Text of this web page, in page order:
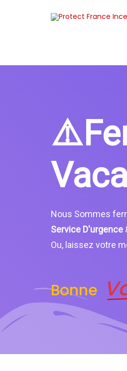
Nous Sommes
Service D'urgence
Ou, laissez votre
Bonne